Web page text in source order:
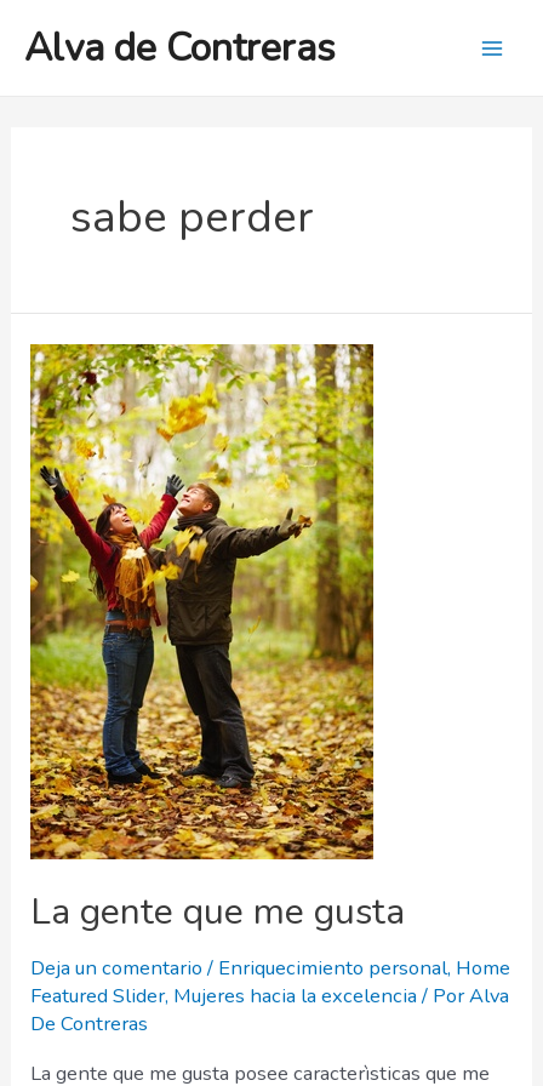
Alva de Contreras
sabe perder
La gente que me gusta
Deja un comentario / Enriquecimiento personal, Home
Featured Slider, Mujeres hacia la excelencia/ PorAlva
De Contreras
La gente que me gusta posee caracterìsticas que me